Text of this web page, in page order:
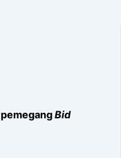
pemegangBid